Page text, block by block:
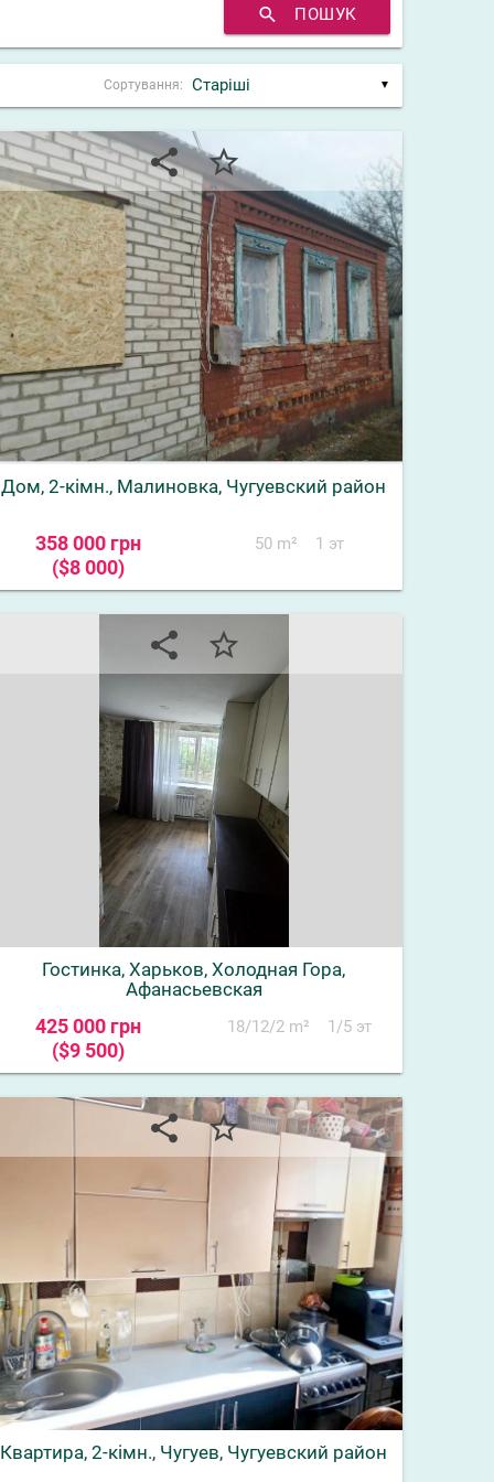
search ПОШУК
Сортування: ▼
share star_border
Дом, 2-кімн., Малиновка, Чугуевский район
358 000 грн
($8 000)
50 m² 1 эт
share star_border
Гостинка, Харьков, Холодная Гора,
Афанасьевская
425 000 грн
($9 500)
18/12/2 m² 1/5 эт
share star_border
Квартира, 2-кімн., Чугуев, Чугуевский район